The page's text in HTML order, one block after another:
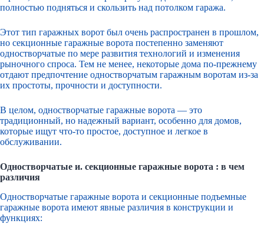
полностью подняться и скользить над потолком гаража.
Этот тип гаражных ворот был очень распространен в прошлом,
но секционные гаражные ворота постепенно заменяют
одностворчатые по мере развития технологий и изменения
рыночного спроса. Тем не менее, некоторые дома по-прежнему
отдают предпочтение одностворчатым гаражным воротам из-за
их простоты, прочности и доступности.
В целом, одностворчатые гаражные ворота — это
традиционный, но надежный вариант, особенно для домов,
которые ищут что-то простое, доступное и легкое в
обслуживании.
Одностворчатые и. секционные гаражные ворота : в чем
различия
Одностворчатые гаражные ворота и секционные подъемные
гаражные ворота имеют явные различия в конструкции и
функциях: